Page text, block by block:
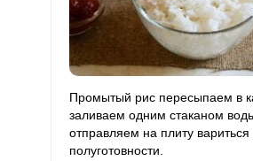
Промытый рис пересыпаем в
заливаем одним стаканом
отправляем на плиту вариться
полуготовности.